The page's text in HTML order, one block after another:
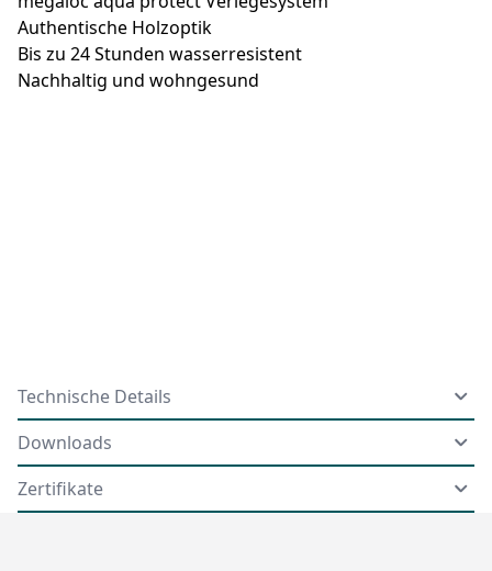
Authentische Holzoptik
Bis zu 24 Stunden wasserresistent
Nachhaltig und wohngesund
Technische Details
Downloads
Zertifikate